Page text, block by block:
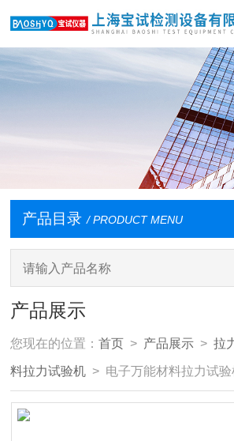
产品目录 / PRODUCT MENU
产品展示
您现在的位置：首页 > 产品展示 >拉
料拉力试验机 > 电子万能材料拉力试验